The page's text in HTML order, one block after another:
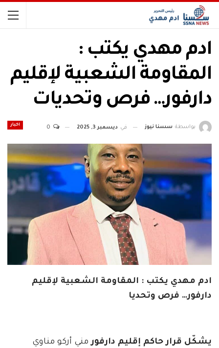
ادم مهدي يكتب :
المقاومة الشعبية لإقليم
دارفور… فرص وتحديات
اخبار بواسطة سسنا نيوز في ديسمبر 3, 2025
ادم مهدي يكتب : المقاومة الشعبية لإقليم
دارفور… فرص وتحديا
يشكّل قرار حاكم إقليم دارفورمني أركو مناوي